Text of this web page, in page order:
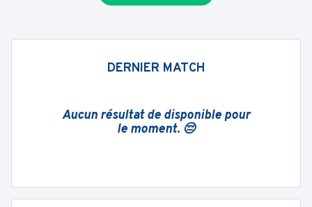
DERNIER MATCH
Aucun résultat de disponible pour
le moment. 😔